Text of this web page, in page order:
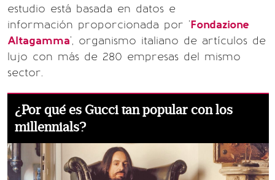
estudio está basada en datos e
información proporcionada por 'Fondazione
Altagamma', organismo italiano de artículos de
lujo con más de 280 empresas del mismo
sector.
¿Por qué es Gucci tan popular con los
millennials?